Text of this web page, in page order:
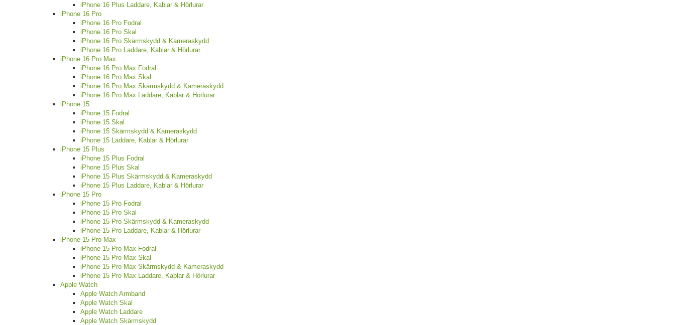
iPhone 16 Plus Laddare, Kablar & Hörlurar
iPhone 16 Pro
iPhone 16 Pro Fodral
iPhone 16 Pro Skal
iPhone 16 Pro Skärmskydd & Kameraskydd
iPhone 16 Pro Laddare, Kablar & Hörlurar
iPhone 16 Pro Max
iPhone 16 Pro Max Fodral
iPhone 16 Pro Max Skal
iPhone 16 Pro Max Skärmskydd & Kameraskydd
iPhone 16 Pro Max Laddare, Kablar & Hörlurar
iPhone 15
iPhone 15 Fodral
iPhone 15 Skal
iPhone 15 Skärmskydd & Kameraskydd
iPhone 15 Laddare, Kablar & Hörlurar
iPhone 15 Plus
iPhone 15 Plus Fodral
iPhone 15 Plus Skal
iPhone 15 Plus Skärmskydd & Kameraskydd
iPhone 15 Plus Laddare, Kablar & Hörlurar
iPhone 15 Pro
iPhone 15 Pro Fodral
iPhone 15 Pro Skal
iPhone 15 Pro Skärmskydd & Kameraskydd
iPhone 15 Pro Laddare, Kablar & Hörlurar
iPhone 15 Pro Max
iPhone 15 Pro Max Fodral
iPhone 15 Pro Max Skal
iPhone 15 Pro Max Skärmskydd & Kameraskydd
iPhone 15 Pro Max Laddare, Kablar & Hörlurar
Apple Watch
Apple Watch Armband
Apple Watch Skal
Apple Watch Laddare
Apple Watch Skärmskydd